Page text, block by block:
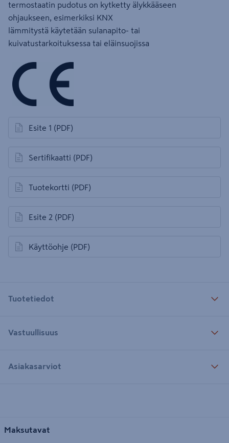
termostaatin pudotus on kytketty älykkääseen
ohjaukseen, esimerkiksi KNX
lämmitystä käytetään sulanapito- tai
kuivatustarkoituksessa tai eläinsuojissa
Esite 1 (PDF)
avautuu uuteen välilehteen
Sertifikaatti (PDF)
avautuu uuteen välilehteen
Tuotekortti (PDF)
avautuu uuteen välilehteen
Esite 2 (PDF)
avautuu uuteen välilehteen
Käyttöohje (PDF)
avautuu uuteen välilehteen
Tuotetiedot
Vastuullisuus
Asiakasarviot
Maksutavat